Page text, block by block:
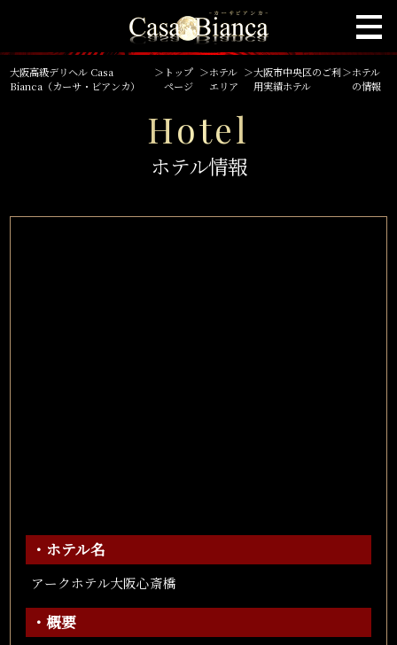
大阪高級デリヘル Casa
Bianca（カーサ・ビアンカ）
＞ トップ
ページ
＞ホテル
エリア
＞大阪市中央区のご利
用実績ホテル
＞ホテル
の情報
Hotel
ホテル情報
・ホテル名
アークホテル大阪心斎橋
・概要